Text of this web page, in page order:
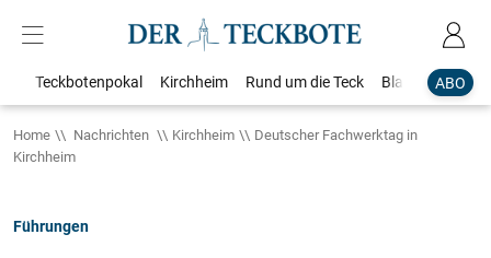
ABO
Teckbotenpokal Kirchheim Rund um die Teck Blaulicht
Home Nachrichten Kirchheim
Deutscher Fachwerktag in
Kirchheim
Führungen